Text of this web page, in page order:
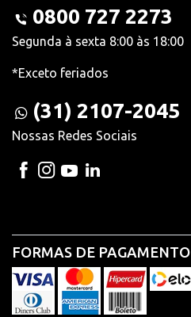
0800 727 2273
Segunda à sexta 8:00 às 18:00
*Exceto feriados
(31) 2107-2045
Nossas Redes Sociais
FORMAS DE PAGAMENTO